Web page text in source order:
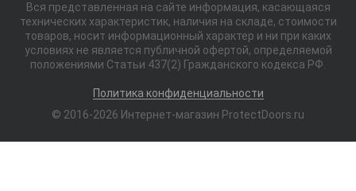
Вся представленная на сайте информация, касающаяся
технических характеристик, наличия на складе, стоимости
товаров, носит информационный характер и ни при каких
условиях не является публичной офертой, определяемой
положениями Статьи 437(2) Гражданского кодекса РФ.
Политика конфиденциальности
© 2016-2026 Интернет-магазин ProtectDoors.ru